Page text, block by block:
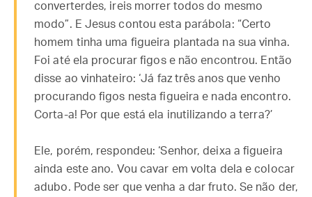
converterdes, ireis morrer todos do mesmo
modo”. E Jesus contou esta parábola: “Certo
homem tinha uma figueira plantada na sua vinha.
Foi até ela procurar figos e não encontrou. Então
disse ao vinhateiro: ‘Já faz três anos que venho
procurando figos nesta figueira e nada encontro.
Corta-a! Por que está ela inutilizando a terra?’
Ele, porém, respondeu: ‘Senhor, deixa a figueira
ainda este ano. Vou cavar em volta dela e colocar
adubo. Pode ser que venha a dar fruto. Se não der,